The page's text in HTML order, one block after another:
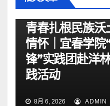
青春扎根民族沃
情怀｜宜春学院
锋”实践团赴洋
践活动
8月 6, 2026 ADMIN